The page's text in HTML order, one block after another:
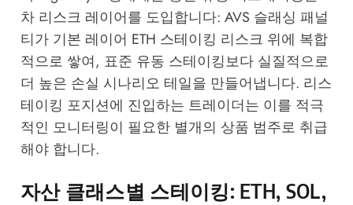
차 리스크 레이어를 도입합니다: AVS 슬래싱 패널
티가 기본 레이어 ETH 스테이킹 리스크 위에 복합
적으로 쌓여, 표준 유동 스테이킹보다 실질적으로
더 높은 손실 시나리오 테일을 만들어냅니다. 리스
테이킹 포지션에 진입하는 트레이더는 이를 적극
적인 모니터링이 필요한 별개의 상품 범주로 취급
해야 합니다.
자산 클래스별 스테이킹: ETH, SOL,